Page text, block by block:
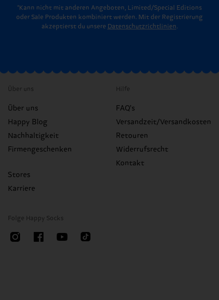
*Kann nicht mit anderen Angeboten, Limited/Special Editions
oder Sale Produkten kombiniert werden. Mit der Registrierung
akzeptierst du unsere Datenschutzrichtlinien.
Über uns
Über uns
Happy Blog
Nachhaltigkeit
Firmengeschenken
Stores
Karriere
Hilfe
FAQ's
Versandzeit/Versandkosten
Retouren
Widerrufsrecht
Kontakt
Folge Happy Socks